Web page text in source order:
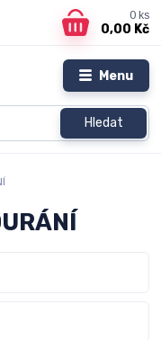
Menu
Hledat
0 ks
0,00 Kč